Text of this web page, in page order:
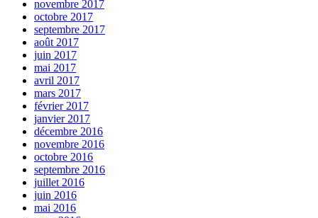
novembre 2017
octobre 2017
septembre 2017
août 2017
juin 2017
mai 2017
avril 2017
mars 2017
février 2017
janvier 2017
décembre 2016
novembre 2016
octobre 2016
septembre 2016
juillet 2016
juin 2016
mai 2016